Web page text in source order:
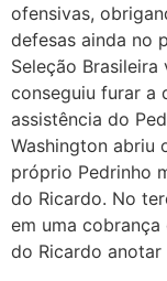
ofensivas,
defesas ainda no
Seleção
conseguiu furar a
assistência do
Washington abriu
próprio Pedrinho
do Ricardo. No
em uma
do Ricardo anotar